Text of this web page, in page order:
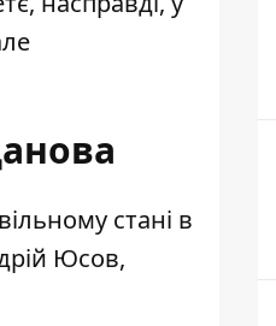
стані в
Юсов,